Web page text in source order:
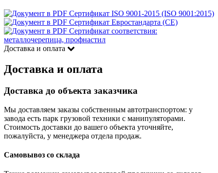
Сертификат ISO 9001-2015 (ISO 9001:2015)
Сертификат Евростандарта (CE)
Сертификат соответствия:
металлочерепица, профнастил
Доставка и оплата
Доставка и оплата
Доставка до объекта заказчика
Мы доставляем заказы собственным автотранспортом: у
завода есть парк грузовой техники с манипуляторами.
Стоимость доставки до вашего объекта уточняйте,
пожалуйста, у менеджера отдела продаж.
Самовывоз со склада